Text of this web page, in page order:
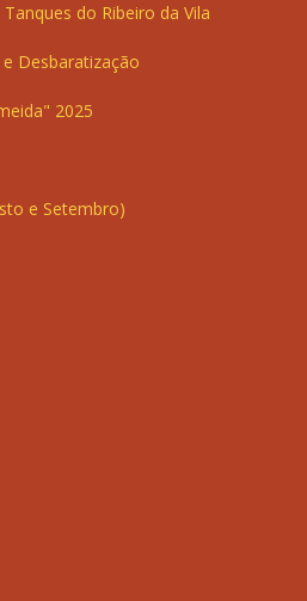
do Ribeiro da Vila
Desbaratização
2025
e Setembro)